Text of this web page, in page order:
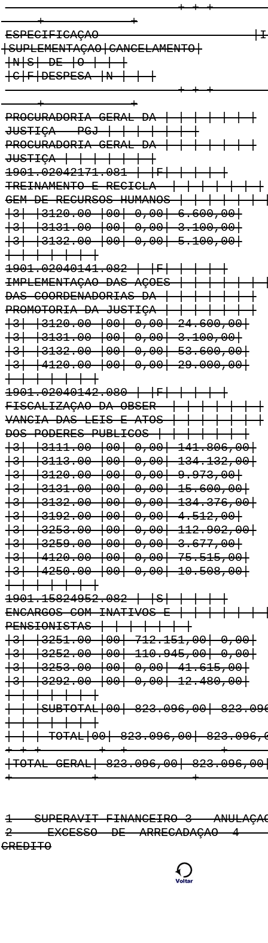
------------------------+-+-
-----+------------+
ESPECIFICAÇAO
|SUPLEMENTAÇAO|CANCELAMENTO|
|N|S| DE |O | | |
|C|F|DESPESA |N | | |
------------------------+-+-
-----+------------+
PROCURADORIA GERAL DA | | | | | | |
JUSTIÇA - PGJ | | | | | | |
PROCURADORIA GERAL DA | | | | | | |
JUSTIÇA | | | | | | |
1901.02042171.081 | |F| | | | |
TREINAMENTO E RECICLA- | | | | | | |
GEM DE RECURSOS HUMANOS | | | | | |
|3| |3120.00 |00| 0,00| 6.600,00|
|3| |3131.00 |00| 0,00| 3.100,00|
|3| |3132.00 |00| 0,00| 5.100,00|
| | | | | | |
1901.02040141.082 | |F| | | | |
IMPLEMENTAÇAO DAS AÇOES | | | | | |
DAS COORDENADORIAS DA | | | | | | |
PROMOTORIA DA JUSTIÇA | | | | | | |
|3| |3120.00 |00| 0,00| 24.600,00|
|3| |3131.00 |00| 0,00| 3.100,00|
|3| |3132.00 |00| 0,00| 53.600,00|
|3| |4120.00 |00| 0,00| 29.000,00|
| | | | | | |
1901.02040142.080 | |F| | | | |
FISCALIZAÇAO DA OBSER- | | | | | | |
VANCIA DAS LEIS E ATOS | | | | | | |
DOS PODERES PUBLICOS | | | | | | |
|3| |3111.00 |00| 0,00| 141.806,00|
|3| |3113.00 |00| 0,00| 134.132,00|
|3| |3120.00 |00| 0,00| 9.973,00|
|3| |3131.00 |00| 0,00| 15.600,00|
|3| |3132.00 |00| 0,00| 134.376,00|
|3| |3192.00 |00| 0,00| 4.512,00|
|3| |3253.00 |00| 0,00| 112.902,00|
|3| |3259.00 |00| 0,00| 3.677,00|
|3| |4120.00 |00| 0,00| 75.515,00|
|3| |4250.00 |00| 0,00| 10.508,00|
| | | | | | |
1901.15824952.082 | |S| | | | |
ENCARGOS COM INATIVOS E | | | | | |
PENSIONISTAS | | | | | | |
|3| |3251.00 |00| 712.151,00| 0,00|
|3| |3252.00 |00| 110.945,00| 0,00|
|3| |3253.00 |00| 0,00| 41.615,00|
|3| |3292.00 |00| 0,00| 12.480,00|
| | | | | | |
| | |SUBTOTAL|00| 823.096,00|
| | | | | | |
| | | TOTAL|00| 823.096,00|
+-+-+--------+--+-------------
|TOTAL GERAL| 823.096,00|
+-----------+-------------
1 - SUPERAVIT FINANCEIRO 3 -
2 - EXCESSO DE ARRECADAÇAO 4 -
CREDITO